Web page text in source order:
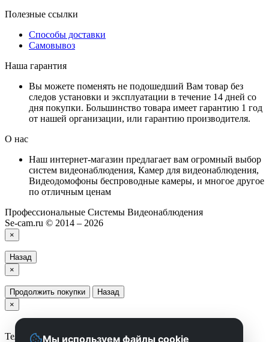
Полезные ссылки
Способы доставки
Самовывоз
Наша гарантия
Вы можете поменять не подошедший Вам товар без
следов установки и эксплуатации в течение 14 дней со
дня покупки. Большинство товара имеет гарантию 1 год
от нашей организации, или гарантию производителя.
О нас
Наш интернет-магазин предлагает вам огромный выбор
систем видеонаблюдения, Камер для видеонаблюдения,
Видеодомофоны беспроводные камеры, и многое другое
по отличным ценам
Профессиональные Системы Видеонаблюдения
Se-cam.ru © 2014 – 2026
×
Назад
×
Продолжить покупки
Назад
×
Телефон Мы используем файлы cookie